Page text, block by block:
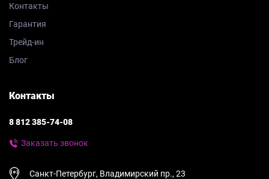
Контакты
Гарантия
Трейд-ин
Блог
Контакты
8 812 385-74-08
Заказать звонок
Санкт-Петербург, Владимирский пр., 23